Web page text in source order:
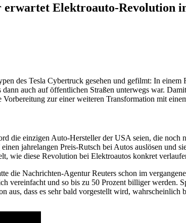
Elektroauto-Revolution
des Tesla Cybertruck gesehen und gefilmt: In
auch auf öffentlichen Straßen unterwegs war.
zur einer weiteren Transformation mit
die einzigen Auto-Hersteller der USA seien, die
einen jahrelangen Preis-Rutsch bei Autos auslösen und
wie diese Revolution bei Elektroautos konkret
die Nachrichten-Agentur Reuters schon im
vereinfacht und so bis zu 50 Prozent billiger werden.
aus, dass es sehr bald vorgestellt wird,